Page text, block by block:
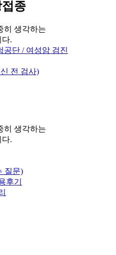
종
히 생각하는
다.
공단 / 여성암 검진
전 검사)
히 생각하는
다.
질문)
후기